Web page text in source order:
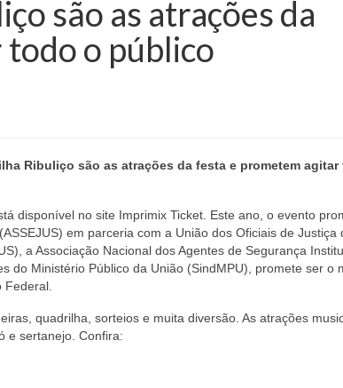
são as atrações da
o público
Ribuliço são as atrações da festa e prometem agitar
disponível no site Imprimix Ticket. Este ano, o evento
em parceria com a União dos Oficiais de Justiça
a Associação Nacional dos Agentes de Segurança
do Ministério Público da União (SindMPU), promete ser o
quadrilha, sorteios e muita diversão. As atrações
e sertanejo. Confira: